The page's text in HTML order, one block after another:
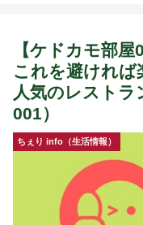
【ケドカモ部
これを避ければ
人気のレストラ
001）
ちぇり info（生活情報）